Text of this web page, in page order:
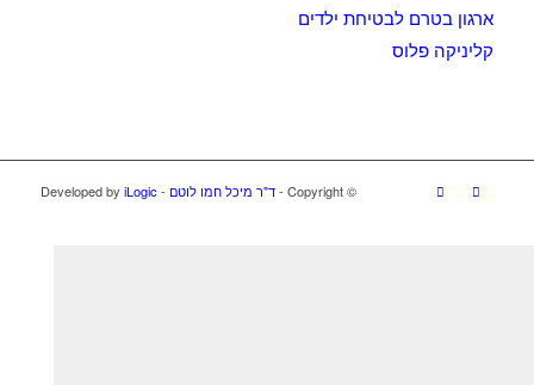
ארגון בטרם לבטיחת ילדים
קליניקה פלוס
© ‫Copyright - ד"ר מיכל חמו לוטם - Developed by
iLogic